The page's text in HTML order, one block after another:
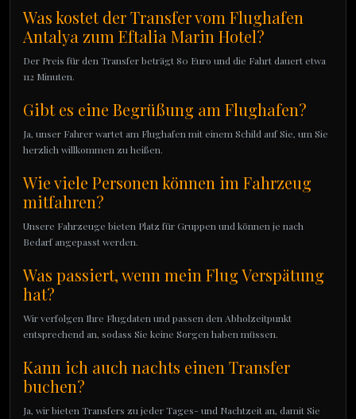
Was kostet der Transfer vom Flughafen
Antalya zum Eftalia Marin Hotel?
Der Preis für den Transfer beträgt 80 Euro und die Fahrt dauert etwa
112 Minuten.
Gibt es eine Begrüßung am Flughafen?
Ja, unser Fahrer wartet am Flughafen mit einem Schild auf Sie, um Sie
herzlich willkommen zu heißen.
Wie viele Personen können im Fahrzeug
mitfahren?
Unsere Fahrzeuge bieten Platz für Gruppen und können je nach
Bedarf angepasst werden.
Was passiert, wenn mein Flug Verspätung
hat?
Wir verfolgen Ihre Flugdaten und passen den Abholzeitpunkt
entsprechend an, sodass Sie keine Sorgen haben müssen.
Kann ich auch nachts einen Transfer
buchen?
Ja, wir bieten Transfers zu jeder Tages- und Nachtzeit an, damit Sie